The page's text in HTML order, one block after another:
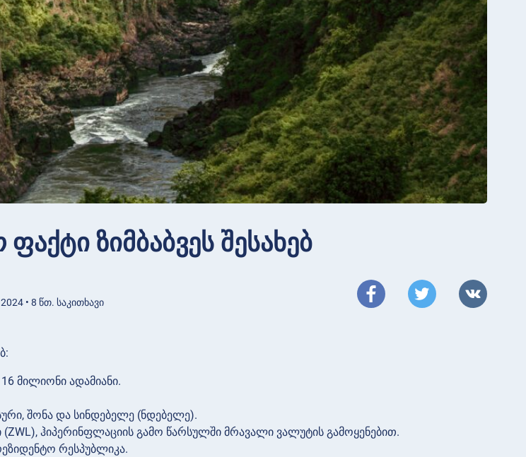
ზიმბაბვეს შესახებ
• 8 წთ. საკითხავი
მილიონი ადამიანი.
შონა და სინდებელე (ნდებელე).
ჰიპერინფლაციის გამო წარსულში მრავალი ვალუტის გამოყენებით.
რესპუბლიკა.